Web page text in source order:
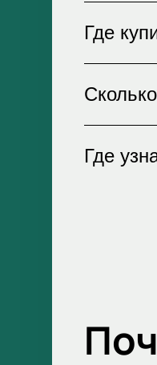
При
увидеть
Где
Билеты
Где